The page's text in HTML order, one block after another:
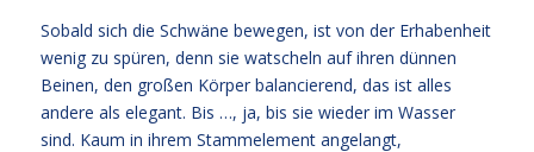
Sobald sich die Schwäne bewegen, ist von der Erhabenheit
wenig zu spüren, denn sie watscheln auf ihren dünnen
Beinen, den großen Körper balancierend, das ist alles
andere als elegant. Bis …, ja, bis sie wieder im Wasser
sind. Kaum in ihrem Stammelement angelangt,